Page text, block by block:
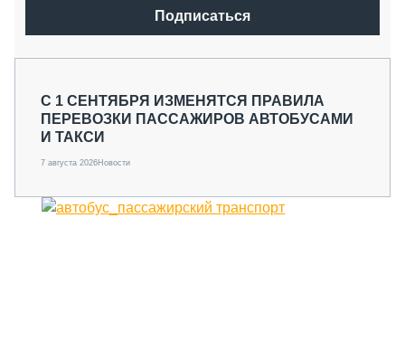
Подписаться
С 1 СЕНТЯБРЯ ИЗМЕНЯТСЯ ПРАВИЛА
ПЕРЕВОЗКИ ПАССАЖИРОВ АВТОБУСАМИ
И ТАКСИ
7 августа 2026Новости